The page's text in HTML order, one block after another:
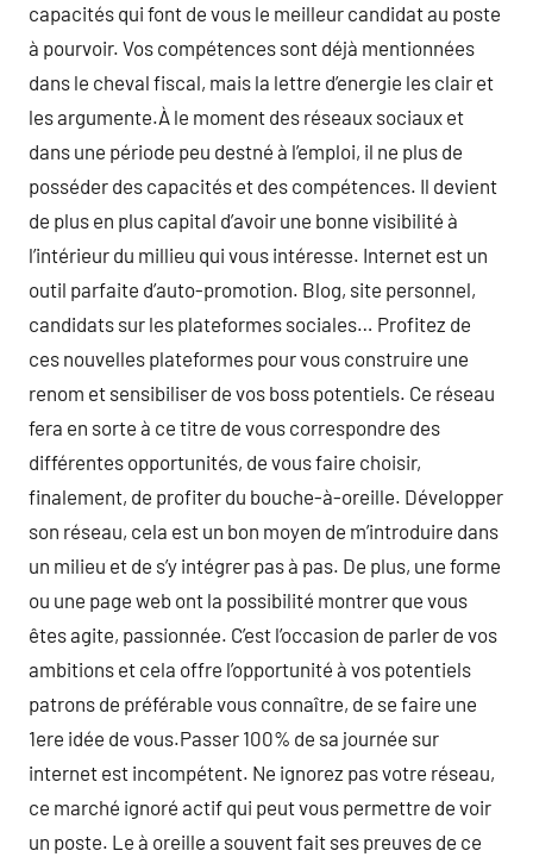
capacités qui font de vous le meilleur candidat au poste
à pourvoir. Vos compétences sont déjà mentionnées
dans le cheval fiscal, mais la lettre d’energie les clair et
les argumente.À le moment des réseaux sociaux et
dans une période peu destné à l’emploi, il ne plus de
posséder des capacités et des compétences. Il devient
de plus en plus capital d’avoir une bonne visibilité à
l’intérieur du millieu qui vous intéresse. Internet est un
outil parfaite d’auto-promotion. Blog, site personnel,
candidats sur les plateformes sociales… Profitez de
ces nouvelles plateformes pour vous construire une
renom et sensibiliser de vos boss potentiels. Ce réseau
fera en sorte à ce titre de vous correspondre des
différentes opportunités, de vous faire choisir,
finalement, de profiter du bouche-à-oreille. Développer
son réseau, cela est un bon moyen de m’introduire dans
un milieu et de s’y intégrer pas à pas. De plus, une forme
ou une page web ont la possibilité montrer que vous
êtes agite, passionnée. C’est l’occasion de parler de vos
ambitions et cela offre l’opportunité à vos potentiels
patrons de préférable vous connaître, de se faire une
1ere idée de vous.Passer 100% de sa journée sur
internet est incompétent. Ne ignorez pas votre réseau,
ce marché ignoré actif qui peut vous permettre de voir
un poste. Le à oreille a souvent fait ses preuves de ce